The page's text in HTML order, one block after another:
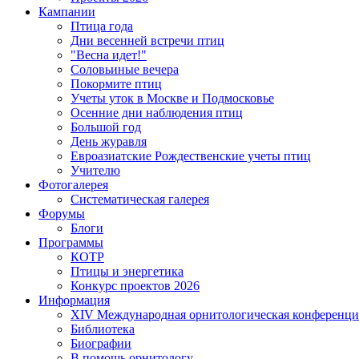
Кампании
Птица года
Дни весенней встречи птиц
"Весна идет!"
Соловьиные вечера
Покормите птиц
Учеты уток в Москве и Подмосковье
Осенние дни наблюдения птиц
Большой год
День журавля
Евроазиатские Рождественские учеты птиц
Учителю
Фотогалерея
Систематическая галерея
Форумы
Блоги
Программы
КОТР
Птицы и энергетика
Конкурс проектов 2026
Информация
XIV Международная орнитологическая
Библиотека
Биографии